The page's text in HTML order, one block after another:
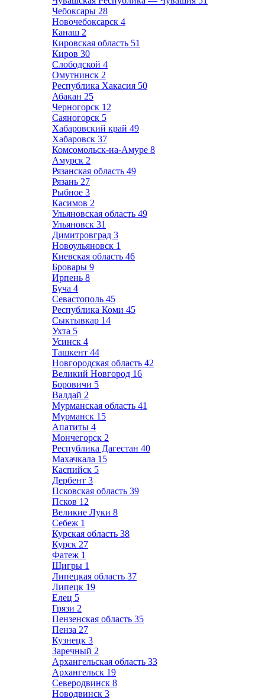
Чебоксары 28
Новочебоксарск 4
Канаш 2
Кировская область 51
Киров 30
Слободской 4
Омутнинск 2
Республика Хакасия 50
Абакан 25
Черногорск 12
Саяногорск 5
Хабаровский край 49
Хабаровск 37
Комсомольск-на-Амуре 8
Амурск 2
Рязанская область 49
Рязань 27
Рыбное 3
Касимов 2
Ульяновская область 49
Ульяновск 31
Димитровград 3
Новоульяновск 1
Киевская область 46
Бровары 9
Ирпень 8
Буча 4
Севастополь 45
Республика Коми 45
Сыктывкар 14
Ухта 5
Усинск 4
Ташкент 44
Новгородская область 42
Великий Новгород 16
Боровичи 5
Валдай 2
Мурманская область 41
Мурманск 15
Апатиты 4
Мончегорск 2
Республика Дагестан 40
Махачкала 15
Каспийск 5
Дербент 3
Псковская область 39
Псков 12
Великие Луки 8
Себеж 1
Курская область 38
Курск 27
Фатеж 1
Щигры 1
Липецкая область 37
Липецк 19
Елец 5
Грязи 2
Пензенская область 35
Пенза 27
Кузнецк 3
Заречный 2
Архангельская область 33
Архангельск 19
Северодвинск 8
Новодвинск 3